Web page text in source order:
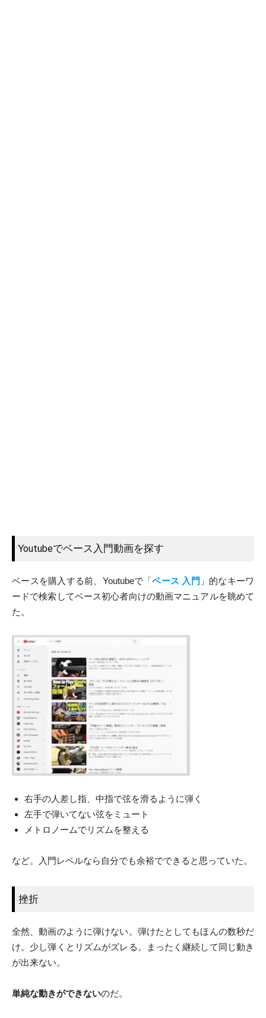
Youtubeでベース入門動画を探す
ベースを購入する前、Youtubeで「ベース 入門 」的なキーワ
ードで検索してベース初心者向けの動画マニュアルを眺めて
た。
右手の人差し指、中指で弦を滑るように弾く
左手で弾いてない弦をミュート
メトロノームでリズムを整える
など。入門レベルなら自分でも余裕でできると思っていた。
挫折
全然、動画のように弾けない。弾けたとしてもほんの数秒だ
け。少し弾くとリズムがズレる。まったく継続して同じ動き
が出来ない。
単純な動きができないのだ。